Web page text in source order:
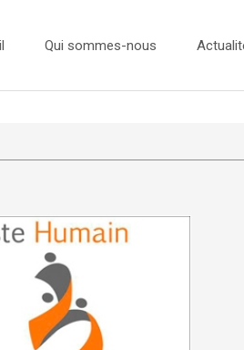
Qui sommes-nous
Nos Ambassadeurs